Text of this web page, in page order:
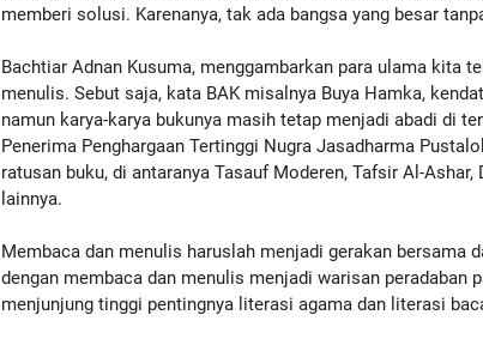
memberi solusi. Karenanya, tak ada bangsa yang besar
Bachtiar Adnan Kusuma, menggambarkan para ulama kita
menulis. Sebut saja, kata BAK misalnya Buya Hamka,
namun karya-karya bukunya masih tetap menjadi abadi di
Penerima Penghargaan Tertinggi Nugra Jasadharma
ratusan buku, di antaranya Tasauf Moderen, Tafsir Al-
lainnya.
Membaca dan menulis haruslah menjadi gerakan bersama
dengan membaca dan menulis menjadi warisan peradaban
menjunjung tinggi pentingnya literasi agama dan literasi